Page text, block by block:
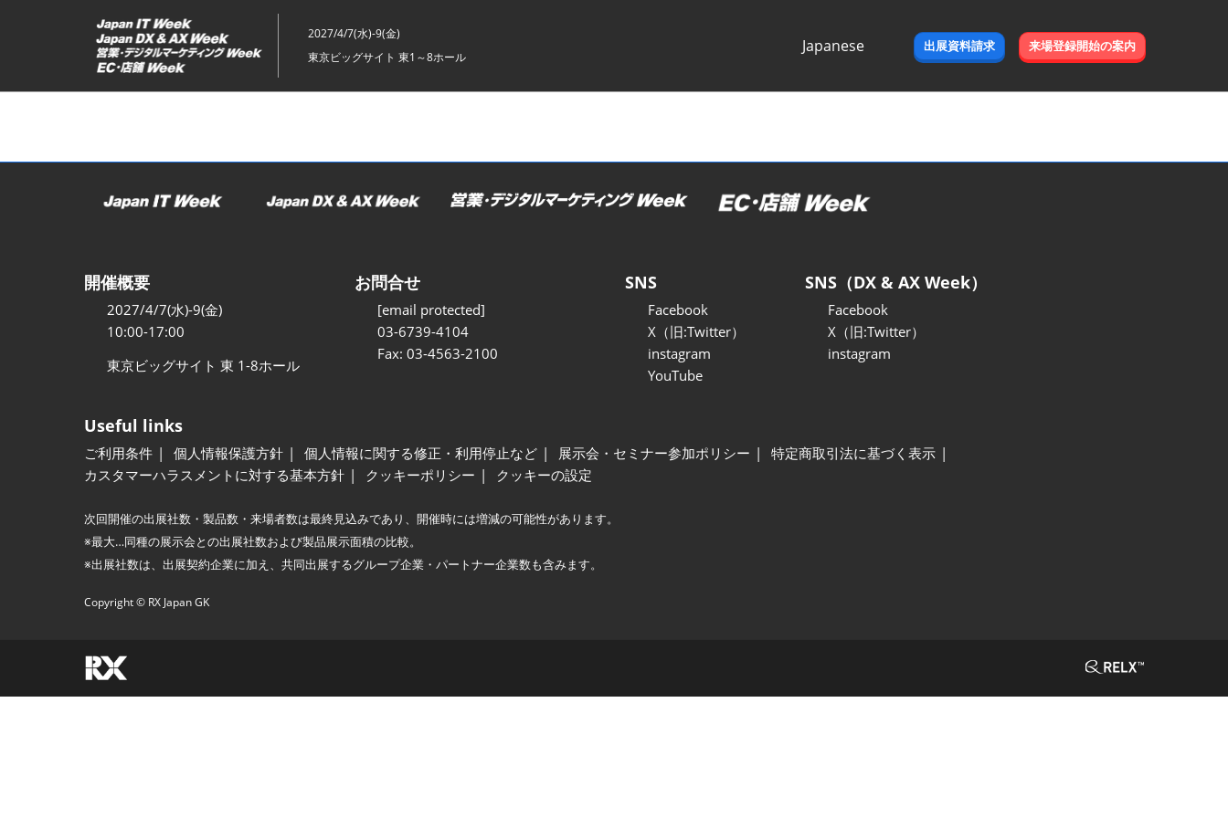
ッ
2027/4/7(水)-9(金)
東京ビッグサイト 東1～8ホール
Japanese
出展資料請求 来場登録開始の案内
開催概要
2027/4/7(水)-9(金)
10:00-17:00
東京ビッグサイト 東 1-8ホール
お問合せ
[email protected]
03-6739-4104
Fax: 03-4563-2100
SNS
Facebook
X（旧:Twitter）
instagram
YouTube
SNS（DX & AX Week）
Facebook
X（旧:Twitter）
instagram
Useful links
ご利用条件 個人情報保護方針 個人情報に関する修正・利用停止など 展示会・セミナー参加ポリシー
特定商取引法に基づく表示
カスタマーハラスメントに対する基本方針
クッキーポリシー クッキーの設定
次回開催の出展社数・製品数・来場者数は最終見込みであり、開催時には増減の可能性があります。
※最大…同種の展示会との出展社数および製品展示面積の比較。
※出展社数は、出展契約企業に加え、共同出展するグループ企業・パートナー企業数も含みます。
Copyright © RX Japan GK